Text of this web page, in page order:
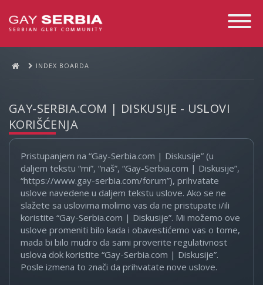
Toggle
INDEX BOARDA
GAY-SERBIA.COM | DISKUSIJE - USLOVI
KORIŠĆENJA
Pristupanjem na “Gay-Serbia.com | Diskusije” (u
daljem tekstu “mi”, “naš”, “Gay-Serbia.com | Diskusije”,
“https://www.gay-serbia.com/forum”), prihvatate
uslove navedene u daljem tekstu uslove. Ako se ne
slažete sa uslovima molimo vas da ne pristupate i/ili
koristite “Gay-Serbia.com | Diskusije”. Mi možemo ove
uslove promeniti bilo kada i obavestićemo vas o tome,
mada bi bilo mudro da sami proverite regulativnost
uslova dok koristite “Gay-Serbia.com | Diskusije”.
Posle izmena to znači da prihvatate nove uslove.